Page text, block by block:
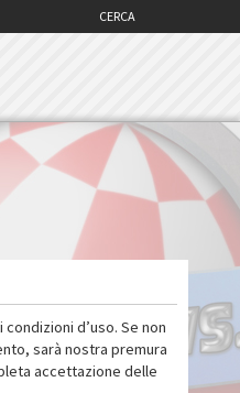
CERCA
d’uso. Se non
sarà nostra premura
accettazione delle